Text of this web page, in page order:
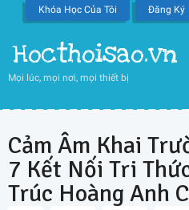
Khóa Học Của Tôi Đăng Ký
Hocthoisao.vn
Mọi lúc, mọi nơi, mọi thiết bị
Cảm Âm Khai
7 Kết Nối Tri
Trúc Hoàng Anh